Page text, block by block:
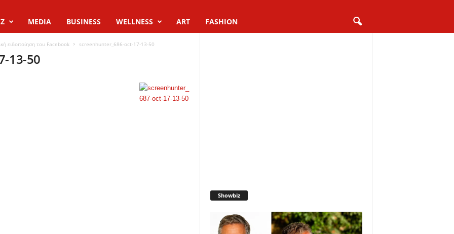
MEDIA BUSINESS WELLNESS ART FASHION
ειδοποίηση του Facebook screenhunter_686-oct-17-13-50
13-50
Showbiz